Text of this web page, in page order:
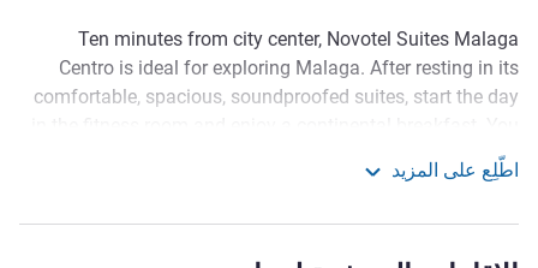
الوصف
Ten minutes from city center, Novotel Suites Malaga
Centro is ideal for exploring Malaga. After resting in its
comfortable, spacious, soundproofed suites, start the day
can use your suites kitchenette with a fridge, microwave
and coffee maker. The hotel is pet-friendly and offers 24-
With this central hotel's long-stay rates and ideal location,
اطّلِع على المزيد